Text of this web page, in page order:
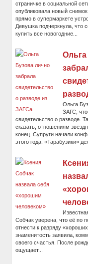
страничке в социальной
опубликовала новый
прямо в супермаркете
Девушка подчеркнула, что
купить все новогодние...
Ольга
ЗАГС,
свидетельство о разводе.
сказать, отношениям
конец. Супруги начали
этого года. «Тарабузики»
Собчак уверена, что её по
отнести к разряду
знаменитость заявила,
своего счастья. После
ощущает...